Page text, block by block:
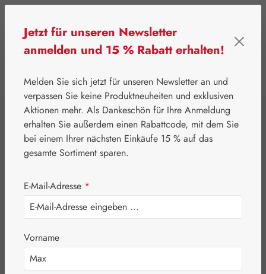
⌂ Gall Pharma Coenzym Q-10
Q-10 120 mg GPH
Kapseln
Bildergalerie überspringen
Jetzt für unseren Newsletter
anmelden und 15 % Rabatt erhalten!
Melden Sie sich jetzt für unseren Newsletter an und
verpassen Sie keine Produktneuheiten und exklusiven
Aktionen mehr. Als Dankeschön für Ihre Anmeldung
erhalten Sie außerdem einen Rabattcode, mit dem Sie
bei einem Ihrer nächsten Einkäufe 15 % auf das
gesamte Sortiment sparen.
E-Mail-Adresse *
Vorname